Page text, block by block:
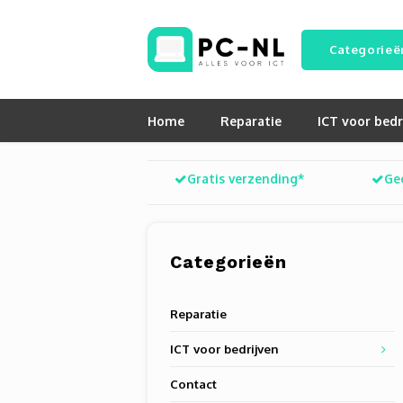
Home Reparatie ICT voor
Gratis verzending*
Categorieën
Reparatie
ICT voor bedrijven
Contact